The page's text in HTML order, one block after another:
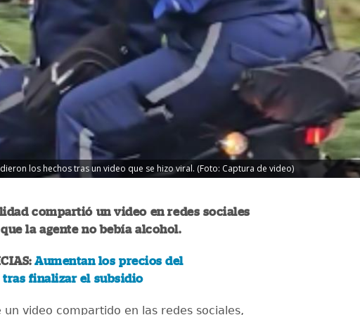
los hechos tras un video que se hizo viral. (Foto: Captura de video)
compartió un video en redes sociales
la agente no bebía alcohol.
Aumentan los precios del
finalizar el subsidio
un video compartido en las redes sociales,